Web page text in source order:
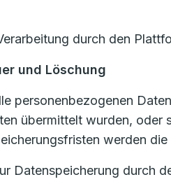
durch den
und Löschung
personenbezogenen
übermittelt wurden,
werden
Datenspeicherung durch